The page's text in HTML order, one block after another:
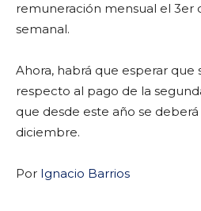
remuneración mensual el 3er
semanal.
Ahora, habrá que esperar que
respecto al pago de la
que desde este año se
diciembre.
Por Ignacio Barrios